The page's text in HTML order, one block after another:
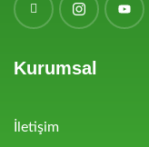
Kurumsal
İletişim